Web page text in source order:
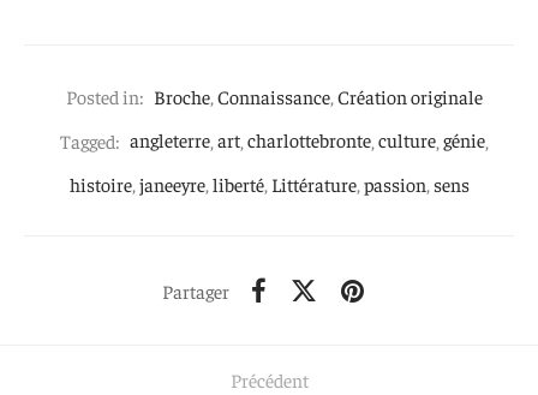
Posted in: Broche, Connaissance, Création originale
Tagged: angleterre, art, charlottebronte, culture, génie,
histoire, janeeyre, liberté, Littérature, passion, sens
Partager
Précédent